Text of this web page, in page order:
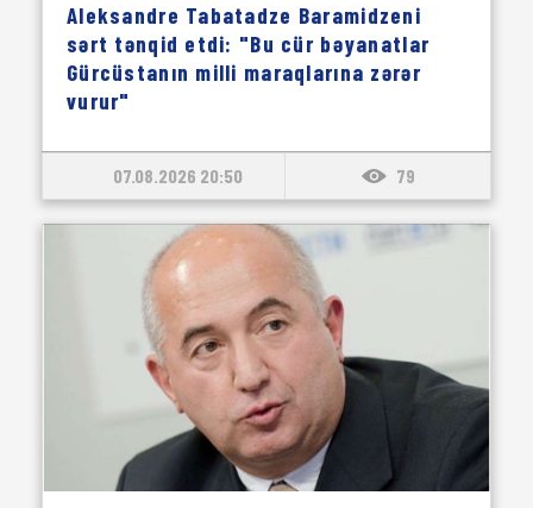
Aleksandre Tabatadze Baramidzeni
sərt tənqid etdi: "Bu cür bəyanatlar
Gürcüstanın milli maraqlarına zərər
vurur"
07.08.2026 20:50 79